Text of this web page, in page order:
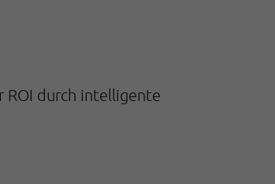
ROI durch intelligente